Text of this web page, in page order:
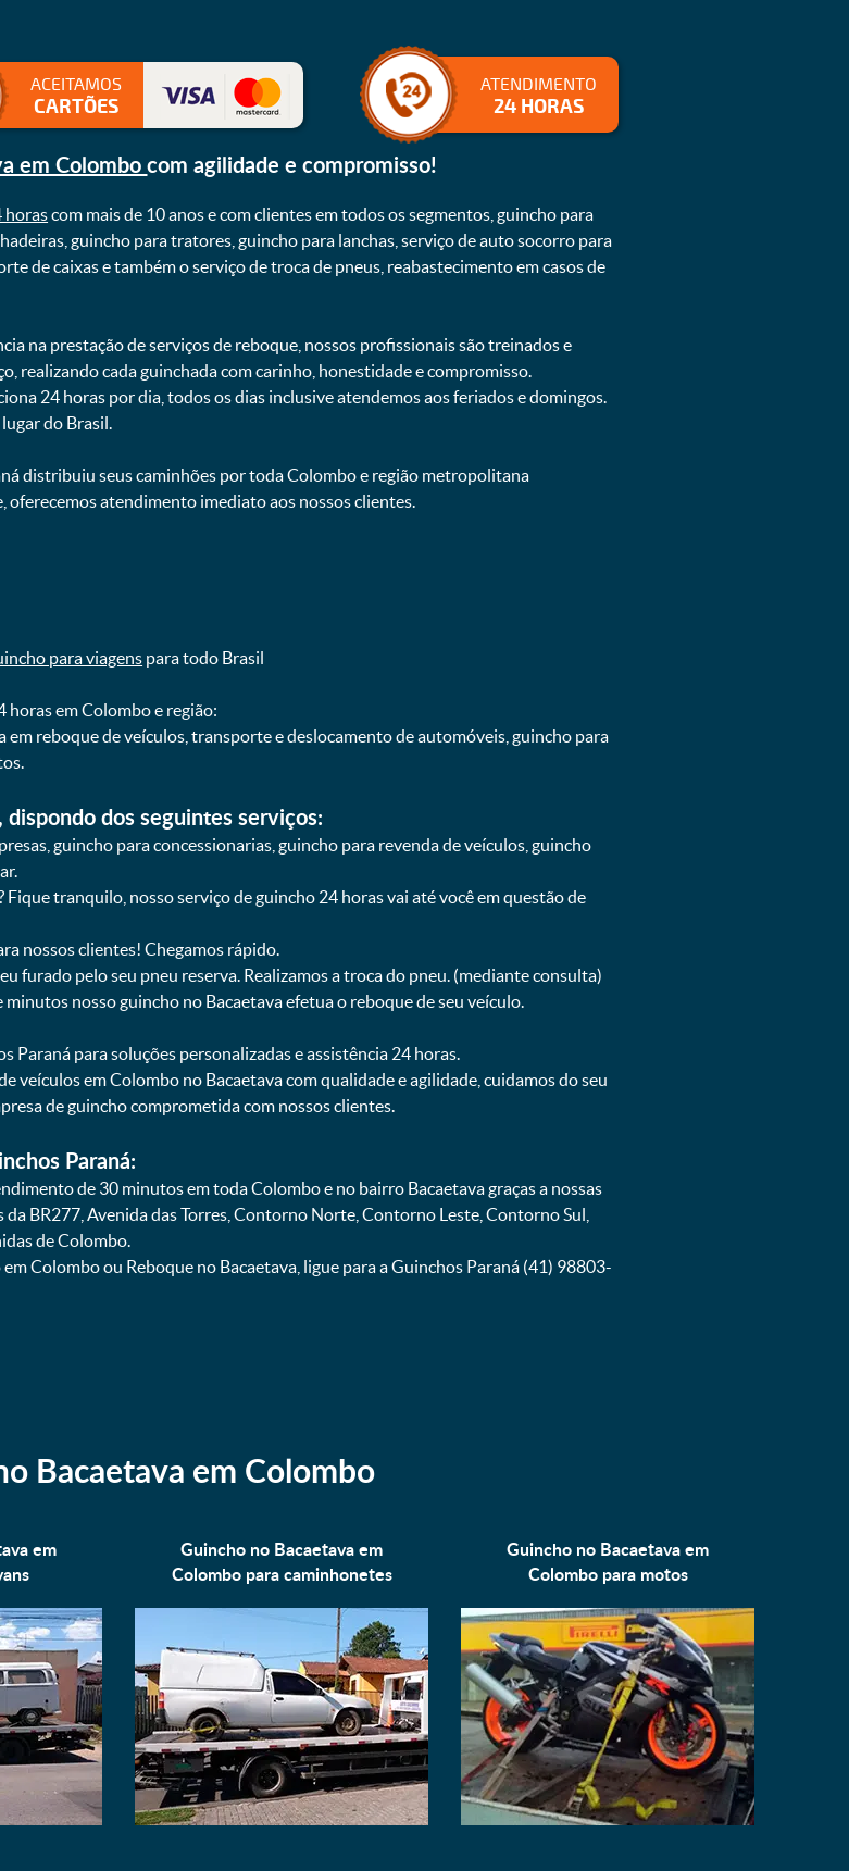
ACEITAMOS
CARTÕES
ATENDIMENTO
24 HORAS
em Colombocom agilidade e compromisso!
horascom mais de 10 anos e com clientes em todos os segmentos, guincho para
guincho para tratores, guincho para lanchas, serviço de auto socorro para
de caixas e também o serviço de troca de pneus, reabastecimento em casos de
na prestação de serviços de reboque, nossos profissionais são treinados e
realizando cada guinchada com carinho, honestidade e compromisso.
24 horas por dia, todos os dias inclusive atendemos aos feriados e domingos.
lugar do Brasil.
distribuiu seus caminhões por toda Colombo e região metropolitana
atendimento imediato aos nossos clientes.
para viagens para todo Brasil
horas em Colombo e região:
em reboque de veículos, transporte e deslocamento de automóveis, guincho para
dos seguintes serviços:
guincho para concessionarias, guincho para revenda de veículos, guincho
Fique tranquilo, nosso serviço de guincho 24 horas vai até você em questão de
nossos clientes! Chegamos rápido.
furado pelo seu pneu reserva. Realizamos a troca do pneu. (mediante consulta)
minutos nosso guincho no Bacaetava efetua o reboque de seu veículo.
Paraná para soluções personalizadas e assistência 24 horas.
veículos em Colombo no Bacaetava com qualidade e agilidade, cuidamos do seu
de guincho comprometida com nossos clientes.
Paraná:
de 30 minutos em toda Colombo e no bairro Bacaetava graças a nossas
BR277, Avenida das Torres, Contorno Norte, Contorno Leste, Contorno Sul,
de Colombo.
Colombo ou Reboque no Bacaetava, ligue para a Guinchos Paraná (41) 98803-
Bacaetava em Colombo
em
Guincho no Bacaetava em
Colombo paracaminhonetes
Guincho no Bacaetava em
Colombo para motos